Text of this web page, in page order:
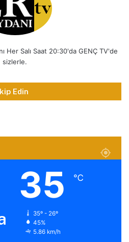
Her Salı Saat 20:30'da GENÇ TV'de
sizlerle.
Edin
35 ℃
35º - 26º
45%
5.86 km/h